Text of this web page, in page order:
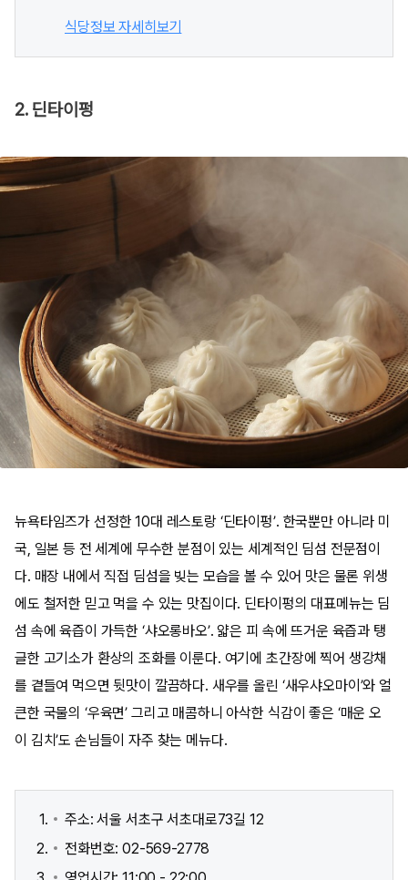
식당정보 자세히보기
2. 딘타이펑
뉴욕타임즈가 선정한 10대 레스토랑 ‘딘타이펑’. 한국뿐만 아니라 미
국, 일본 등 전 세계에 무수한 분점이 있는 세계적인 딤섬 전문점이
다. 매장 내에서 직접 딤섬을 빚는 모습을 볼 수 있어 맛은 물론 위생
에도 철저한 믿고 먹을 수 있는 맛집이다. 딘타이펑의 대표메뉴는 딤
섬 속에 육즙이 가득한 ‘샤오롱바오’. 얇은 피 속에 뜨거운 육즙과 탱
글한 고기소가 환상의 조화를 이룬다. 여기에 초간장에 찍어 생강채
를 곁들여 먹으면 뒷맛이 깔끔하다. 새우를 올린 ‘새우샤오마이’와 얼
큰한 국물의 ‘우육면’ 그리고 매콤하니 아삭한 식감이 좋은 ‘매운 오
이 김치’도 손님들이 자주 찾는 메뉴다.
주소: 서울 서초구 서초대로73길 12
전화번호: 02-569-2778